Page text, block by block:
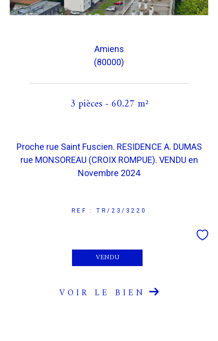
Amiens
(80000)
3 pièces - 60,27 m²
Proche rue Saint Fuscien. RESIDENCE A. DUMAS
rue MONSOREAU (CROIX ROMPUE). VENDU en
Novembre 2024
REF : TR/23/3220
VENDU
VOIR LE BIEN